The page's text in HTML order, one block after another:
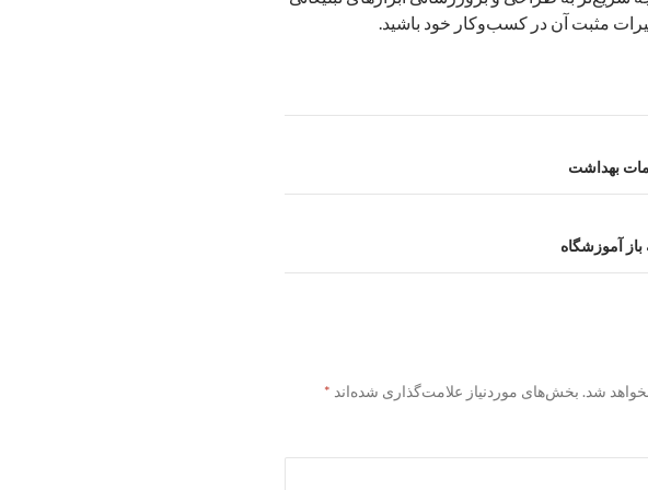
مثبت آن در کسب‌وکار خود باشید.
بهداشت
آموزشگاه
شد. بخش‌های موردنیاز علامت‌گذاری شده‌اند *